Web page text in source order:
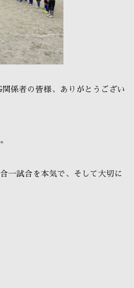
係者の皆様、ありがとうござい
一試合を本気で、そして大切に